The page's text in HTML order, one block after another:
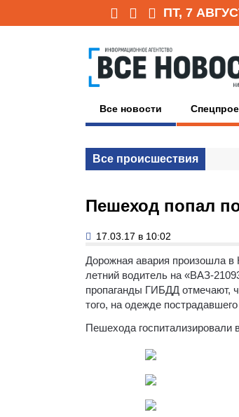
ПТ, 7
Все новости
Все происшествия
Пешеход попал
17.03.17 в 10:02
Дорожная авария произошла в
летний водитель на «ВАЗ-
пропаганды ГИБДД отмечают,
того, на одежде
Пешехода госпитализировали